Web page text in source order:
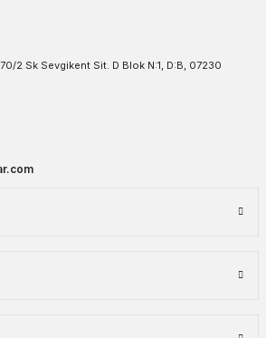
2 Sk Sevgikent Sit. D Blok N:1, D:B, 07230